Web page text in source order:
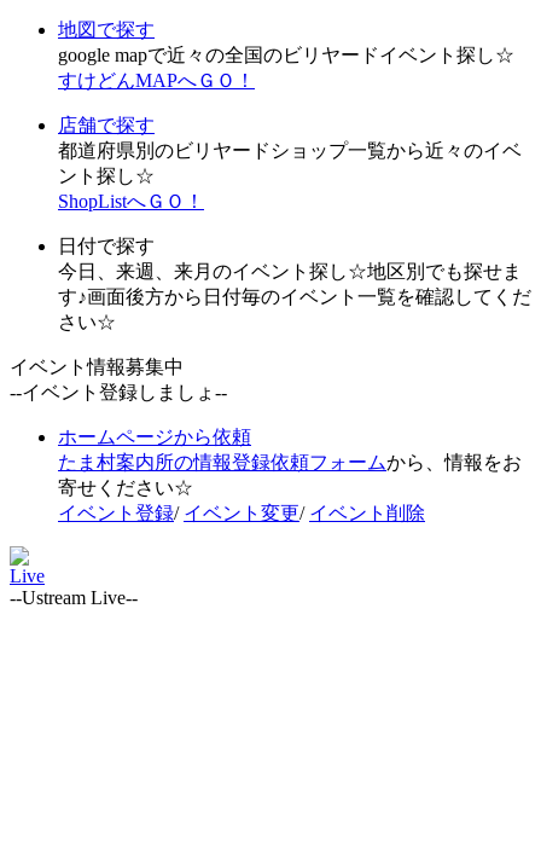
地図で探す
google mapで近々の全国のビリヤードイベント探し☆
すけどんMAPへＧＯ！
店舗で探す
都道府県別のビリヤードショップ一覧から近々のイベ
ント探し☆
ShopListへＧＯ！
日付で探す
今日、来週、来月のイベント探し☆地区別でも探せま
す♪画面後方から日付毎のイベント一覧を確認してくだ
さい☆
イベント情報募集中
--イベント登録しましょ--
ホームページから依頼
たま村案内所の情報登録依頼フォームから、情報をお
寄せください☆
イベント登録/ イベント変更/ イベント削除
Live
--Ustream Live--